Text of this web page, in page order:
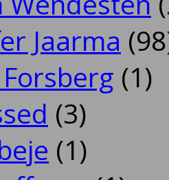
Jaarma
(1)
(3)
(1)